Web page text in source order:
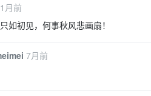
1月前
如初见，何事秋风悲画扇！
7月前